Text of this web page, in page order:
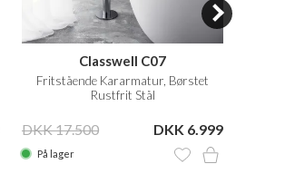
Classwell C07
Fritstående Kararmatur, Børstet
Rustfrit Stål
DKK 17.500 DKK 6.999
På lager